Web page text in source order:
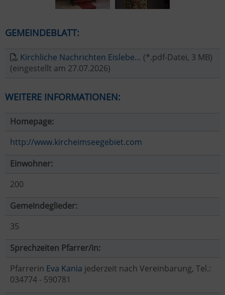
GEMEINDEBLATT:
Kirchliche Nachrichten Eislebe… (*.pdf-Datei, 3 MB)
(eingestellt am 27.07.2026)
WEITERE INFORMATIONEN:
Homepage:
http://www.kircheimseegebiet.com
Einwohner:
200
Gemeindeglieder:
35
Sprechzeiten Pfarrer/in:
Pfarrerin Eva Kania jederzeit nach Vereinbarung, Tel.:
034774 - 590781